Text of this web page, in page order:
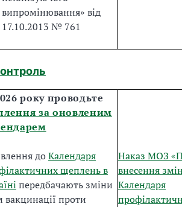
випромінювання» від
17.10.2013 № 761
року проводьте
за оновленим
доКалендаря
щеплень в
передбачають зміни
вакцинації проти
Наказ МОЗ
внесення
Календаря